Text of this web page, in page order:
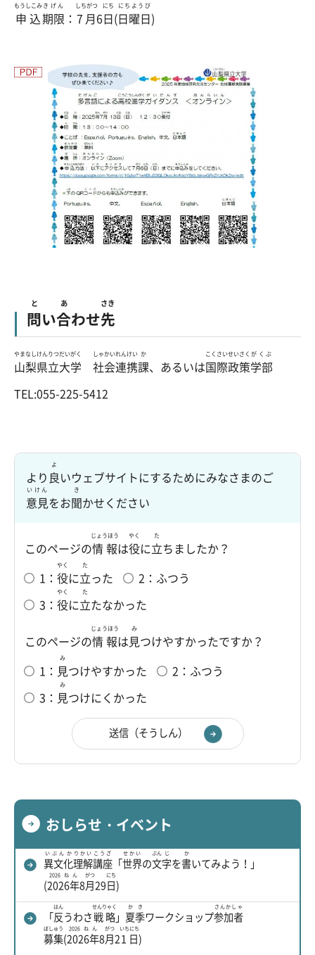
申込
もうしこみ
期限
きげん
： 7月
しちがつ
6日
にち
(日曜日
にちようび
)
問
と
い合
あ
わせ先
さき
山梨
やまなし
県立
けんりつ
大学
だいがく
社会
しゃかい
連携
れんけい
課
か
、あるいは国際
こくさい
政策
せいさく
学部
がくぶ
TEL:055-225-5412
より 良
よ
いウェブサイトにするためにみなさまのご
意見
いけん
をお聞
き
かせください
このページの情報
じょうほう
は役
やく
に立
た
ちましたか？
1： 役
やく
に立
た
った
2：ふつう
3： 役
やく
に立
た
たなかった
このページの情報
じょうほう
は見
み
つけやすかったですか？
1： 見
み
つけやすかった
2：ふつう
3： 見
み
つけにくかった
おしらせ・イベント
異文化
いぶんか
理解
りかい
講座
こうざ
「世界
せかい
の文
ぶん
字
じ
を書
か
いてみよう！」
(2026年
2026ねん
8月
がつ
29日
にち
)
「反
はん
うわさ戦略
せんりゃく
」 夏季
かき
ワークショップ参加者
さんかしゃ
募集
ぼしゅう
(2026年
2026ねん
8月
がつ
21日
いちにち
)